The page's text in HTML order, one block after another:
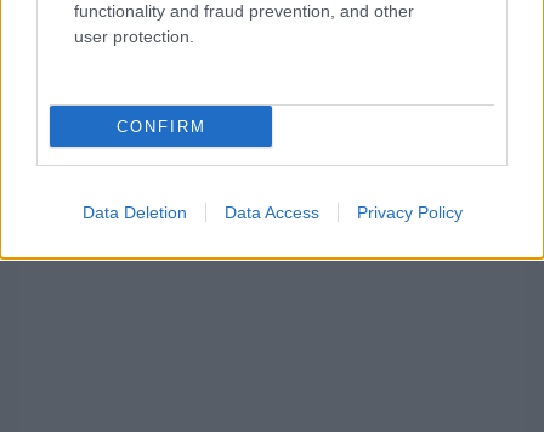
functionality and fraud prevention, and other
user protection.
CONFIRM
Data Deletion Data Access Privacy Policy
Lawson és Horner | Fotó: Mark Thompson/Getty Images/Red Bull Content
Pool